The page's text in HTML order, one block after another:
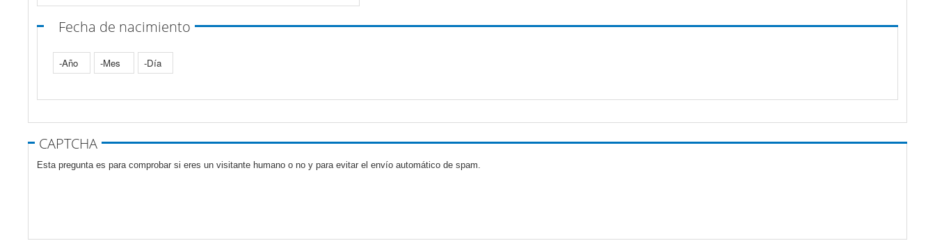
Fecha de nacimiento
Año
Mes Día
Pestañas verticales
CAPTCHA
Esta pregunta es para comprobar si eres un visitante humano o no y para evitar el envío automático de spam.